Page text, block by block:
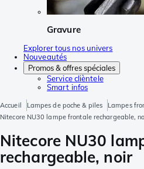
Gravure
Explorer tous nos univers
Nouveautés
Promos & offres spéciales
Service clièntele
Smart infos
Accueil Lampes de poche & piles
Lampes
Nitecore NU30 lampe frontale rechargeable,
Nitecore NU30
rechargeable, noir